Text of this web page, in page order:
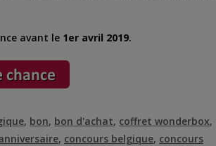
avant le 1er avril 2019.
, bon, bon d'achat, coffret wonderbox,
, concours belgique, concours